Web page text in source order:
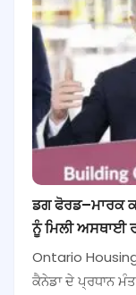
ਡਗ ਫੋਰਡ–ਮਾਰਕ
ਨੂੰ ਮਿਲੀ ਅਸਥਾਈ
Ontario
ਕੈਨੇਡਾ ਦੇ ਪ੍ਰਧਾਨ